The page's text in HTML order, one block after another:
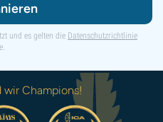
und es gelten die Datenschutzrichtlinie
wir Champions!